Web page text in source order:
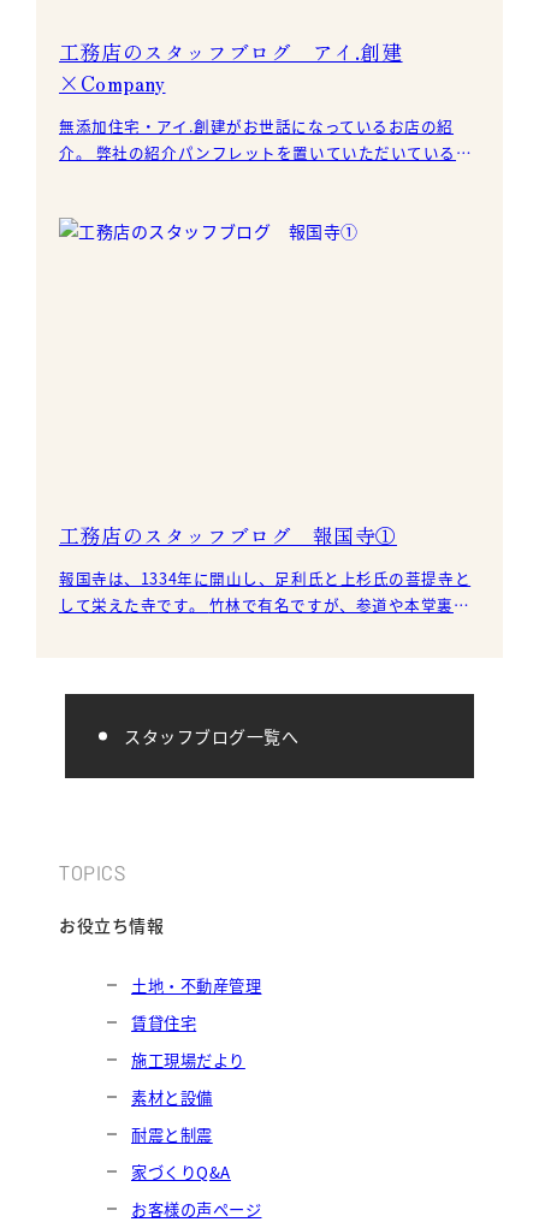
工務店のスタッフブログ アイ.創建
×Company
無添加住宅・アイ.創建がお世話になっているお店の紹
介。 弊社の紹介パンフレットを置いていただいている、
工務店のスタッフブログ 報国寺①
報国寺は、1334年に開山し、足利氏と上杉氏の菩提寺と
して栄えた寺です。 竹林で有名ですが、参道や本堂裏の
スタッフブログ一覧へ
TOPICS
お役立ち情報
土地・不動産管理
賃貸住宅
施工現場だより
素材と設備
耐震と制震
家づくりQ&A
お客様の声ページ